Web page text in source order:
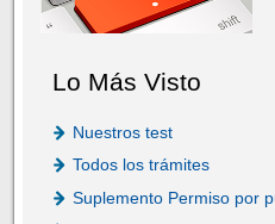
Lo Más Visto
Nuestros test
Todos los trámites
Suplemento Permiso por